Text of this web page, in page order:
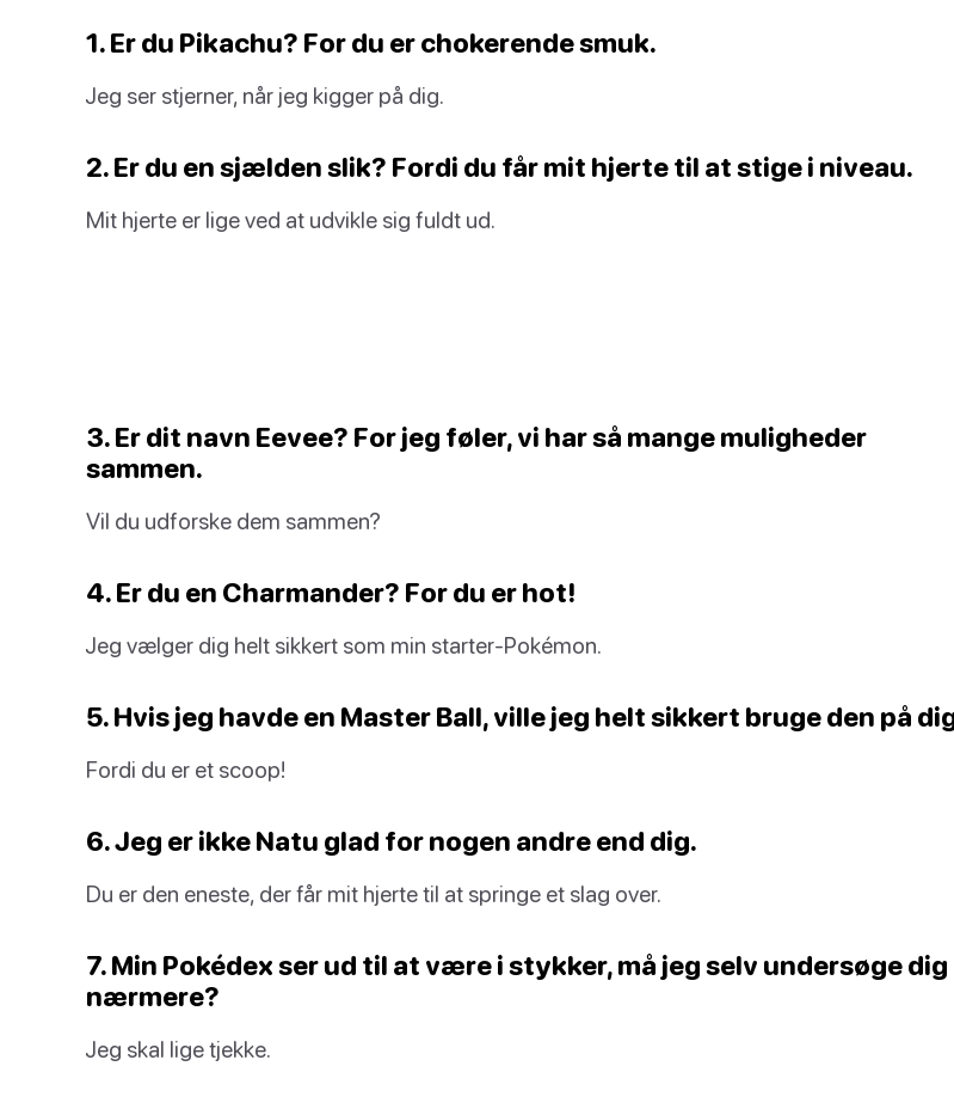
1. Er du Pikachu? For du er chokerende smuk.
Jeg ser stjerner, når jeg kigger på dig.
2. Er du en sjælden slik? Fordi du får mit hjerte til at stige i niveau.
Mit hjerte er lige ved at udvikle sig fuldt ud.
3. Er dit navn Eevee? For jeg føler, vi har så mange muligheder
sammen.
Vil du udforske dem sammen?
4. Er du en Charmander? For du er hot!
Jeg vælger dig helt sikkert som min starter-Pokémon.
5. Hvis jeg havde en Master Ball, ville jeg helt sikkert bruge den på
Fordi du er et scoop!
6. Jeg er ikke Natu glad for nogen andre end dig.
Du er den eneste, der får mit hjerte til at springe et slag over.
7. Min Pokédex ser ud til at være i stykker, må jeg selv undersøge dig
nærmere?
Jeg skal lige tjekke.